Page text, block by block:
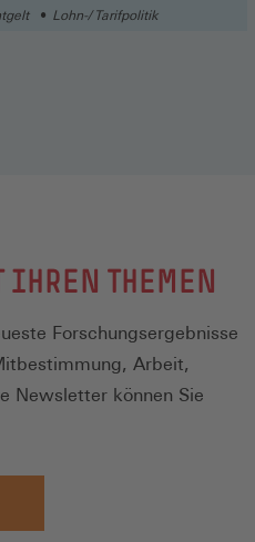
Lohn-/ Tarifpolitik
IHREN THEMEN
Forschungsergebnisse
Arbeit,
Newsletter können Sie